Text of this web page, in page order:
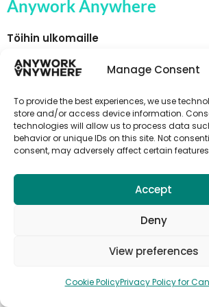
Manage Consent
To provide the best experiences, we use
store and/or access device information.
technologies will allow us to process data
behavior or unique IDs on this site. Not
consent, may adversely affect certain
Accept
Deny
View preferences
Cookie PolicyPrivacy Policy for
Anywork Anywhere
Töihin ulkomaille
Työpaikat ulkomailla
Pysyvät työpaikat ulkomailla
Kausiluonteinen työ ulkomailla
Relocation
Maat
Julkaise työpaikka
Ota yhteyttä myyntiin
Rekisteröidy Anywork